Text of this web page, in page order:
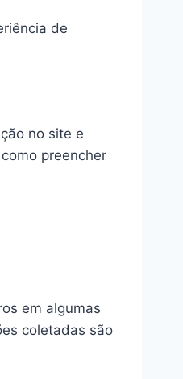
de
no site e
preencher
em algumas
coletadas são